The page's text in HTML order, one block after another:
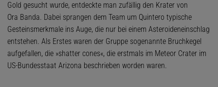
Gold gesucht wurde, entdeckte man zufällig den Krater von
Ora Banda. Dabei sprangen dem Team um Quintero typische
Gesteinsmerkmale ins Auge, die nur bei einem Asteroideneinschlag
entstehen. Als Erstes waren der Gruppe sogenannte Bruchkegel
aufgefallen, die »shatter cones«, die erstmals im Meteor Crater im
US-Bundesstaat Arizona beschrieben worden waren.